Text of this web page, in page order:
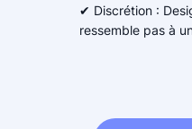
✔ Discrétion :
ressemble pas à